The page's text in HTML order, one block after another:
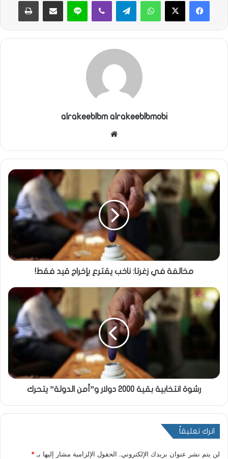
alrakeeblbm alrakeeblbmobi
مخالفة في زغرتا: ناخب يقترع بإخراج قيد فقط!
رشوة انتخابية بقية 2000 دولار و”أمن الدولة” يتحرك
اترك تعليقاً
لن يتم نشر عنوان بريدك الإلكتروني. الحقول الإلزامية مشار إليها بـ *